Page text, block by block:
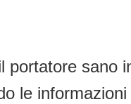
portatore
le